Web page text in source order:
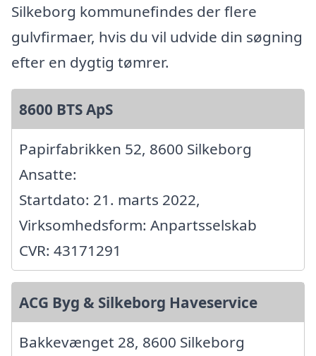
Silkeborg kommunefindes der flere
gulvfirmaer, hvis du vil udvide din søgning
efter en dygtig tømrer.
8600 BTS ApS
Papirfabrikken 52, 8600 Silkeborg
Ansatte:
Startdato: 21. marts 2022,
Virksomhedsform: Anpartsselskab
CVR: 43171291
ACG Byg & Silkeborg Haveservice
Bakkevænget 28, 8600 Silkeborg